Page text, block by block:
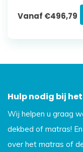
Vanaf €496,79
Hulp nodig bij
Wij helpen u graag
dekbed of matras!
over het matras of